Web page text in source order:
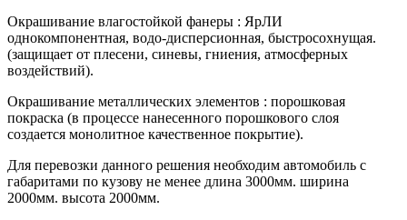
Окрашивание влагостойкой фанеры : ЯрЛИ
однокомпонентная, водо-дисперсионная, быстросохнущая.
(защищает от плесени, синевы, гниения, атмосферных
воздействий).
Окрашивание металлических элементов : порошковая
покраска (в процессе нанесенного порошкового слоя
создается монолитное качественное покрытие).
Для перевозки данного решения необходим автомобиль с
габаритами по кузову не менее длина 3000мм. ширина
2000мм. высота 2000мм.